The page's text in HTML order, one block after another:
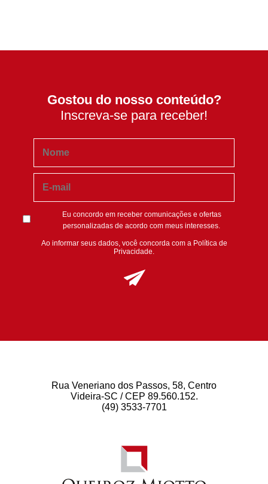
Gostou do nosso conteúdo?
Inscreva-se para receber!
Eu concordo em receber comunicações e ofertas
personalizadas de acordo com meus interesses.
Ao informar seus dados, você concorda com a Política de
Privacidade.
Rua Veneriano dos Passos, 58, Centro
Videira-SC / CEP 89.560.152.
(49) 3533-7701